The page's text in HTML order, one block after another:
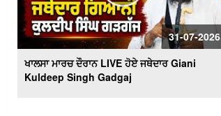
31-07-2026
ਖਾਲਸਾ ਮਾਰਚ ਦੌਰਾਨ LIVE ਹੋਏ ਜਥੇਦਾਰ Giani
Kuldeep Singh Gadgaj